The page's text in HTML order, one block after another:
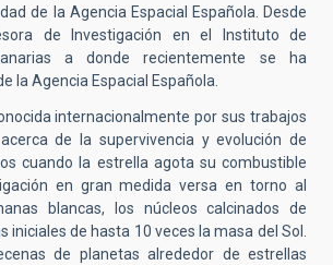
de la Agencia Espacial Española. Desde
de Investigación en el Instituto de
a donde recientemente se ha
la Agencia Espacial Española.
internacionalmente por sus trabajos
de la supervivencia y evolución de
cuando la estrella agota su combustible
en gran medida versa en torno al
blancas, los núcleos calcinados de
iniciales de hasta 10 veces la masa del Sol.
de planetas alrededor de estrellas